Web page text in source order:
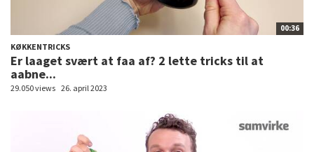
00:36
KØKKENTRICKS
Er laaget svært at faa af? 2 lette tricks til at
aabne...
29.050 views 26. april 2023